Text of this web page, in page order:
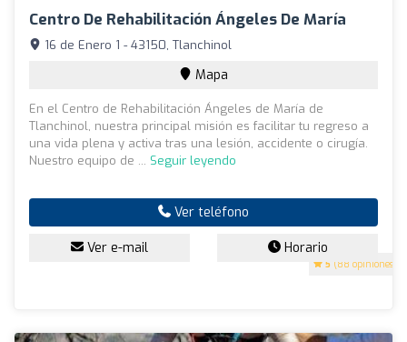
Centro De Rehabilitación Ángeles De María
5 (88 opiniones)
16 de Enero 1 - 43150, Tlanchinol
Mapa
En el Centro de Rehabilitación Ángeles de María de
Tlanchinol, nuestra principal misión es facilitar tu regreso a
una vida plena y activa tras una lesión, accidente o cirugía.
Nuestro equipo de ... Seguir leyendo
Ver teléfono
Ver e-mail Horario